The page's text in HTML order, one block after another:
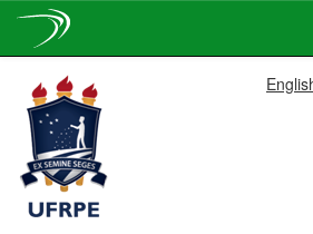
navigation